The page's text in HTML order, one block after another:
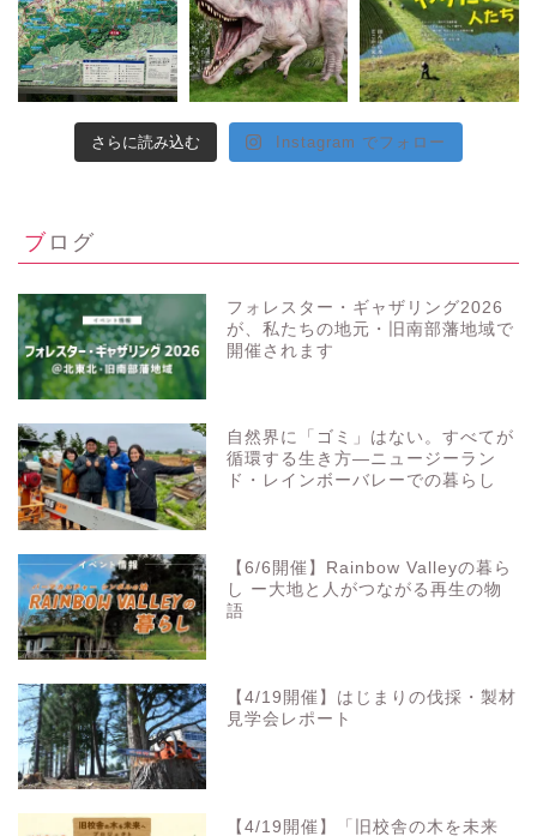
さらに読み込む Instagram でフォロー
ブログ
フォレスター・ギャザリング2026
が、私たちの地元・旧南部藩地域で
開催されます
自然界に「ゴミ」はない。すべてが
循環する生き方—ニュージーラン
ド・レインボーバレーでの暮らし
【6/6開催】Rainbow Valleyの暮ら
し ー大地と人がつながる再生の物
語
【4/19開催】はじまりの伐採・製材
見学会レポート
【4/19開催】「旧校舎の木を未来